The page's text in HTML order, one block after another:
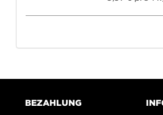
BEZAHLUNG